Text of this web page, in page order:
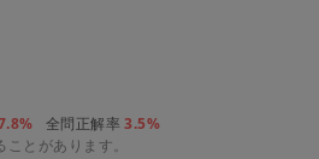
全問正解率3.5%
とがあります。